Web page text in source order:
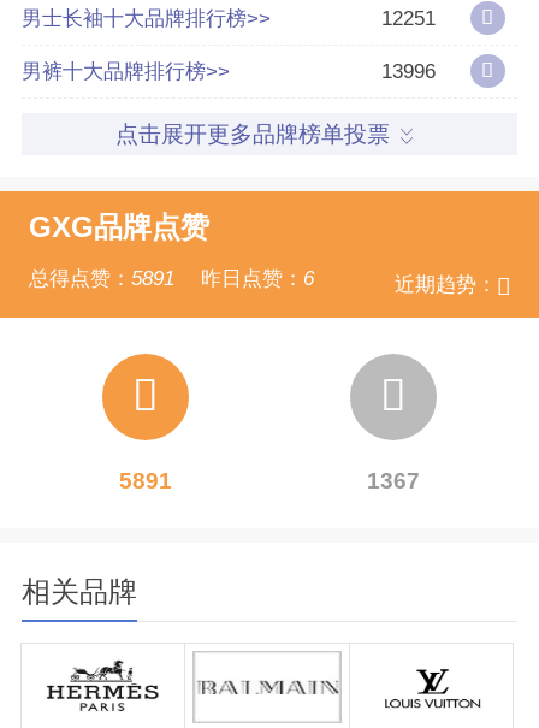
552788
男士长袖十大品牌排行榜>> 12251
男裤十大品牌排行榜>> 13996
点击展开更多品牌榜单投票
GXG品牌点赞
近期趋势：
总得点赞： 5891 昨日点赞： 6
5891 1367
相关品牌